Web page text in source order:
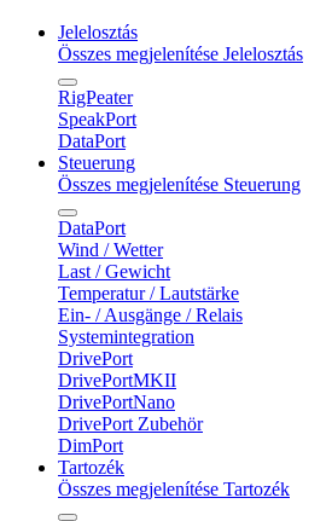
Jelelosztás
Összes megjelenítése Jelelosztás
RigPeater
SpeakPort
DataPort
Steuerung
Összes megjelenítése Steuerung
DataPort
Wind / Wetter
Last / Gewicht
Temperatur / Lautstärke
Ein- / Ausgänge / Relais
Systemintegration
DrivePort
DrivePortMKII
DrivePortNano
DrivePort Zubehör
DimPort
Tartozék
Összes megjelenítése Tartozék